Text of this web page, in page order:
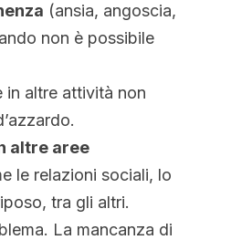
(ansia, angoscia,
non è possibile
in altre attività non
altre aree
le relazioni sociali, lo
tra gli altri.
La mancanza di